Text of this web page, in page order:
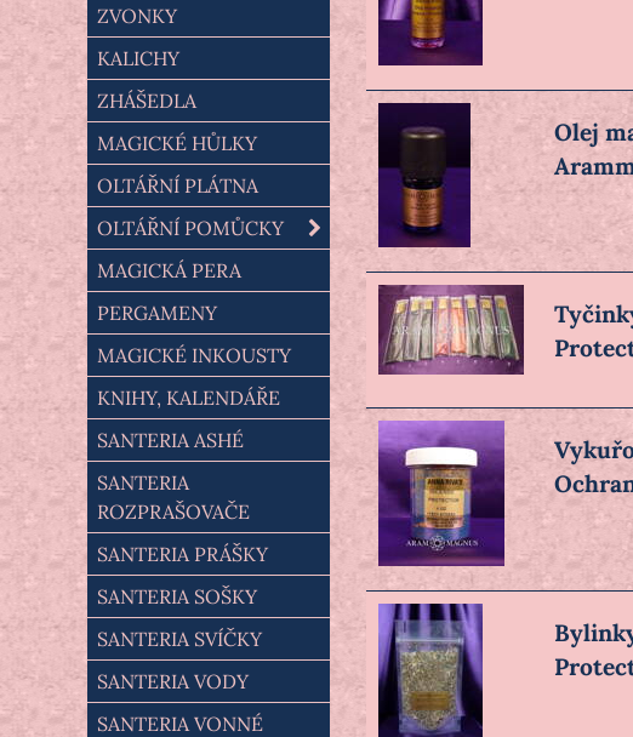
Olej
ZVONKY
KALICHY
ZHÁŠEDLA
MAGICKÉ HŮLKY
OLTÁŘNÍ PLÁTNA
OLTÁŘNÍ POMŮCKY
MAGICKÁ PERA
PERGAMENY
MAGICKÉ INKOUSTY
KNIHY, KALENDÁŘE
SANTERIA ASHÉ
SANTERIA
ROZPRAŠOVAČE
SANTERIA PRÁŠKY
SANTERIA SOŠKY
SANTERIA SVÍČKY
SANTERIA VODY
SANTERIA VONNÉ